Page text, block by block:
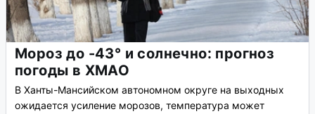
Мороз до -43° и солнечно: прогноз
погоды в ХМАО
В Ханты-Мансийском автономном округе на выходных
ожидается усиление морозов, температура может